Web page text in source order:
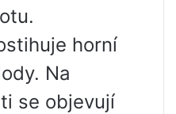
horní
Na
se objevují